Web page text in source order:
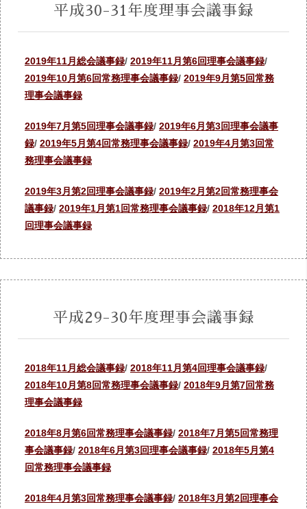
平成30-31年度理事会議事録
2019年11月総会議事録/ 2019年11月第6回理事会議事録/
2019年10月第6回常務理事会議事録/ 2019年9月第5回常務
理事会議事録
2019年7月第5回理事会議事録/ 2019年6月第3回理事会議事
録/ 2019年5月第4回常務理事会議事録/ 2019年4月第3回常
務理事会議事録
2019年3月第2回理事会議事録/ 2019年2月第2回常務理事会
議事録/ 2019年1月第1回常務理事会議事録/ 2018年12月第1
回理事会議事録
平成29-30年度理事会議事録
2018年11月総会議事録/ 2018年11月第4回理事会議事録/
2018年10月第8回常務理事会議事録/ 2018年9月第7回常務
理事会議事録
2018年8月第6回常務理事会議事録/ 2018年7月第5回常務理
事会議事録/ 2018年6月第3回理事会議事録/ 2018年5月第4
回常務理事会議事録
2018年4月第3回常務理事会議事録/ 2018年3月第2回理事会